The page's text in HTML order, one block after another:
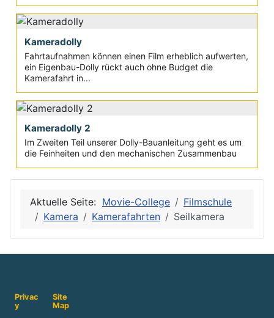
Kameradolly
Fahrtaufnahmen können einen Film erheblich aufwerten,
ein Eigenbau-Dolly rückt auch ohne Budget die
Kamerafahrt in...
Kameradolly 2
Im Zweiten Teil unserer Dolly-Bauanleitung geht es um
die Feinheiten und den mechanischen Zusammenbau
Aktuelle Seite: Movie-College
Filmschule
Kamera
Kamerafahrten Seilkamera
Privac
y
Site
Map